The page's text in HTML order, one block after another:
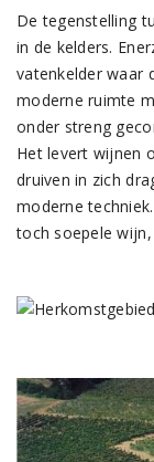
De tegenstelling
in de kelders.
vatenkelder waar
moderne ruimte
onder streng
Het levert wijnen
druiven in zich
moderne
toch soepele